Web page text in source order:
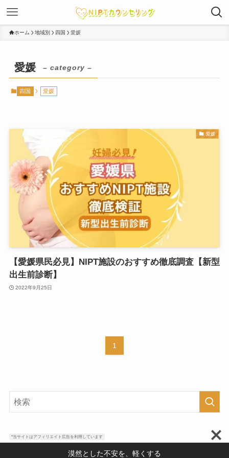
ホーム 地域別 四国 愛媛
愛媛 – category –
四国 愛媛
愛媛
【愛媛県民必見】NIPT施設のおすすめ徹底調査【新型
出生前診断】
2022年9月25日
1
*当サイトはアフィリエイト広告を利用しています
漠然とした不安を、軽くする